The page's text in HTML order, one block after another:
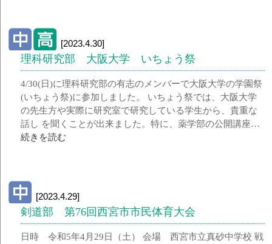
[2023.4.30]
理科研究部 大阪大学 いちょう祭
4/30(日)に理科研究部の有志のメンバーで大阪大学の学園祭
(いちょう祭)に参加しました。 いちょう祭では、大阪大学
の先生方や実際に研究室で研究している学生から、貴重な
話し を聞くことが出来ました。特に、薬学部の公開講座…
続きを読む
[2023.4.29]
剣道部 第76回西宮市市民体育大会
日時 令和5年4月29日（土） 会場 西宮市立真砂中学校 戦